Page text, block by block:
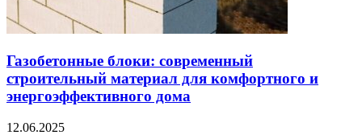
Газобетонные блоки: современный
строительный материал для комфортного и
энергоэффективного дома
12.06.2025